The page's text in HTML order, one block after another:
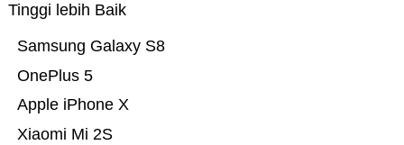
Tinggi lebih Baik
Xiaomi Mi 2S
Apple iPhone X
OnePlus 5
Samsung Galaxy S8